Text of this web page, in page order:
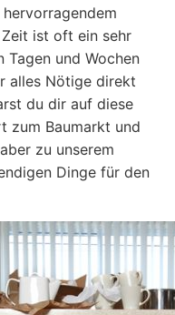
ist oft ein sehr
Tagen und Wochen
alles Nötige direkt
du dir auf diese
zum Baumarkt und
zu unserem
Dinge für den